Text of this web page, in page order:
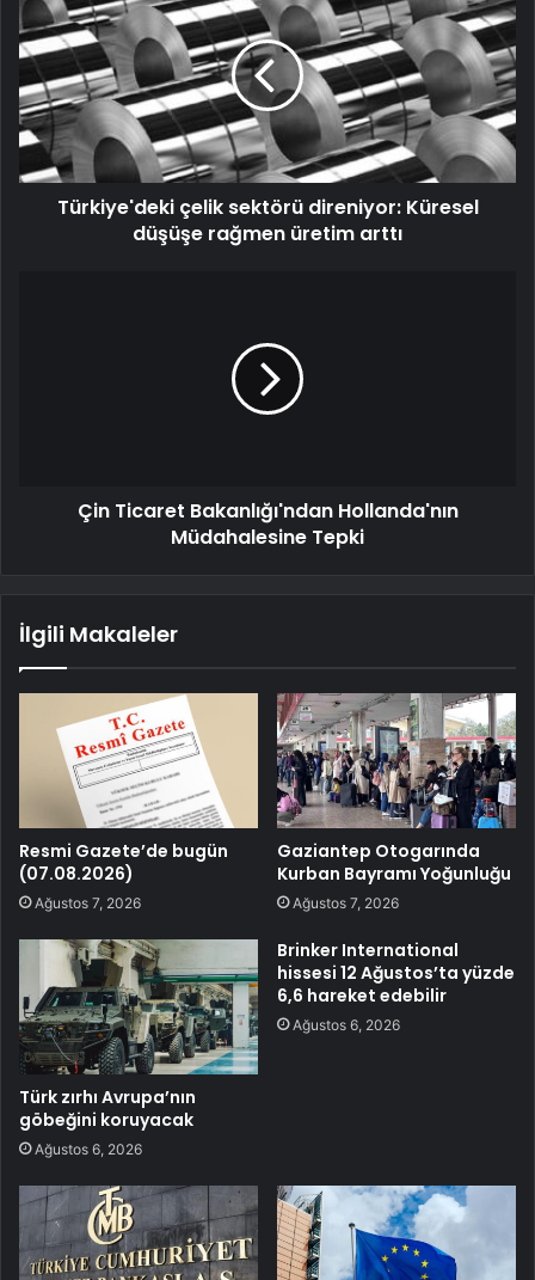
Türkiye'deki çelik sektörü direniyor: Küresel
düşüşe rağmen üretim arttı
Çin Ticaret Bakanlığı'ndan Hollanda'nın
Müdahalesine Tepki
İlgili Makaleler
Resmi Gazete’de bugün
(07.08.2026)
Ağustos 7, 2026
Gaziantep Otogarında
Kurban Bayramı Yoğunluğu
Ağustos 7, 2026
Türk zırhı Avrupa’nın
göbeğini koruyacak
Ağustos 6, 2026
Brinker International
hissesi 12 Ağustos’ta yüzde
6,6 hareket edebilir
Ağustos 6, 2026